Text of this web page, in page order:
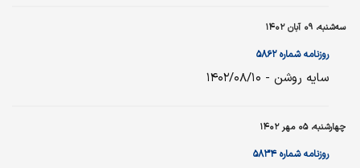
سه‌شنبه، ۰۹ آبان ۱۴۰۲
روزنامه شماره ۵۸۶۲
سایه روشن - ۱۴۰۲/۰۸/۱۰
چهارشنبه، ۰۵ مهر ۱۴۰۲
روزنامه شماره ۵۸۳۴